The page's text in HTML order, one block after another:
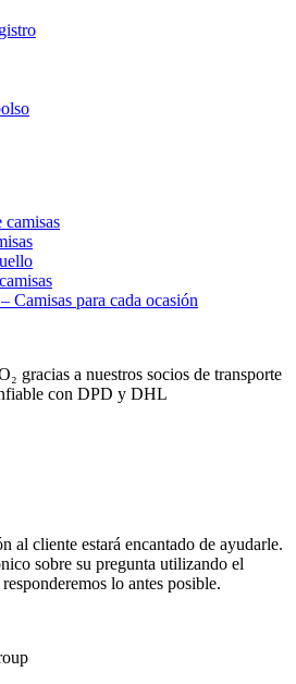
Camisas para cada ocasión
gracias a nuestros socios de transporte
con DPD y DHL
al cliente estará encantado de ayudarle.
sobre su pregunta utilizando el
lo antes posible.